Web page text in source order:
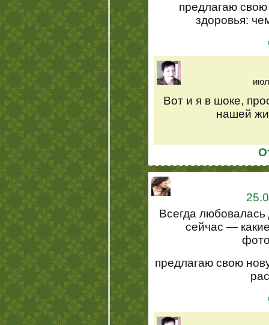
предлагаю
здоровья:
Вот и я в шоке,
нашей
Всегда
сейчас —
предлагаю свою